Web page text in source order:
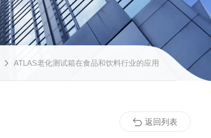
ATLAS老化测试箱在食品和饮料行业的应用
返回列表